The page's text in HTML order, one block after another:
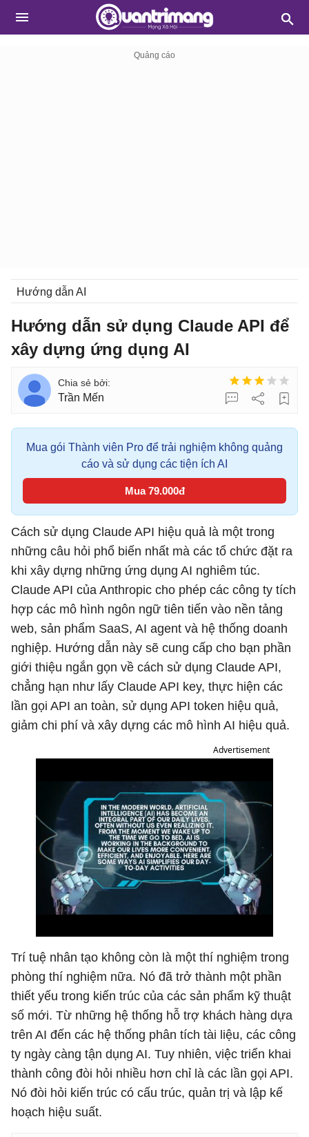
Hướng dẫn AI
Hướng dẫn sử dụng Claude API để
xây dựng ứng dụng AI
Trần Mến
Mua gói Thành viên Pro để trải nghiệm không quảng
cáo và sử dụng các tiện ích AI
Mua 79.000đ
Cách sử dụng Claude API hiệu quả là một trong
những câu hỏi phổ biến nhất mà các tổ chức đặt ra
khi xây dựng những ứng dụng AI nghiêm túc.
Claude API của Anthropic cho phép các công ty tích
hợp các mô hình ngôn ngữ tiên tiến vào nền tảng
web, sản phẩm SaaS, AI agent và hệ thống doanh
nghiệp. Hướng dẫn này sẽ cung cấp cho bạn phần
giới thiệu ngắn gọn về cách sử dụng Claude API,
chẳng hạn như lấy Claude API key, thực hiện các
lần gọi API an toàn, sử dụng API token hiệu quả,
giảm chi phí và xây dựng các mô hình AI hiệu quả.
Advertisement
Trí tuệ nhân tạo không còn là một thí nghiệm trong
phòng thí nghiệm nữa. Nó đã trở thành một phần
thiết yếu trong kiến ​​trúc của các sản phẩm kỹ thuật
số mới. Từ những hệ thống hỗ trợ khách hàng dựa
trên AI đến các hệ thống phân tích tài liệu, các công
ty ngày càng tận dụng AI. Tuy nhiên, việc triển khai
thành công đòi hỏi nhiều hơn chỉ là các lần gọi API.
Nó đòi hỏi kiến ​​trúc có cấu trúc, quản trị và lập kế
hoạch hiệu suất.